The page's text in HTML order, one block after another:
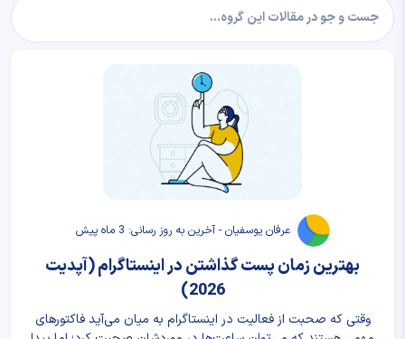
عرفان یوسفیان - آخرین به روز رسانی: 3 ماه پیش
بهترین زمان پست گذاشتن در اینستاگرام (آپدیت
2026)
وقتی که صحبت از فعالیت در اینستاگرام به میان می‌آید فاکتورهای